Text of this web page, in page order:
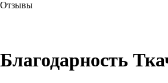
Отзывы
Благодарность